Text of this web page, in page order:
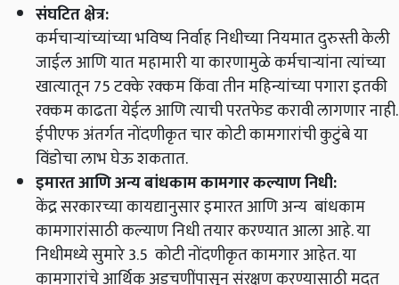
संघटित क्षेत्र:
कर्मचाऱ्यांच्यांच्या भविष्य निर्वाह निधीच्या नियमात दुरुस्ती केली
जाईल आणि यात महामारी या कारणामुळे कर्मचाऱ्यांना त्यांच्या
खात्यातून 75 टक्के रक्कम किंवा तीन महिन्यांच्या पगारा इतकी
रक्कम काढता येईल आणि त्याची परतफेड करावी लागणार नाही.
ईपीएफ अंतर्गत नोंदणीकृत चार कोटी कामगारांची कुटुंबे या
विंडोचा लाभ घेऊ शकतात.
इमारत आणि अन्य बांधकाम कामगार कल्याण निधी:
केंद्र सरकारच्या कायद्यानुसार इमारत आणि अन्य बांधकाम
कामगारांसाठी कल्याण निधी तयार करण्यात आला आहे. या
निधीमध्ये सुमारे 3.5 कोटी नोंदणीकृत कामगार आहेत. या
कामगारांचे आर्थिक अडचणींपासून संरक्षण करण्यासाठी मदत